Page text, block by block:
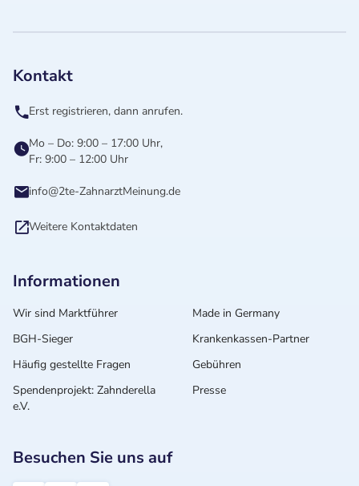
Kontakt
Erst registrieren, dann anrufen.
Mo – Do: 9:00 – 17:00 Uhr,
Fr: 9:00 – 12:00 Uhr
info@2te-ZahnarztMeinung.de
Weitere Kontaktdaten
Informationen
Wir sind Marktführer
Made in Germany
BGH-Sieger
Krankenkassen-Partner
Häufig gestellte Fragen
Gebühren
Spendenprojekt: Zahnderella
e.V.
Presse
Besuchen Sie uns auf